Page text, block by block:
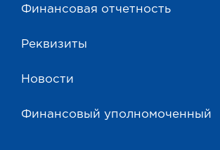
Финансовая отчетность
Реквизиты
Новости
Финансовый уполномоченный